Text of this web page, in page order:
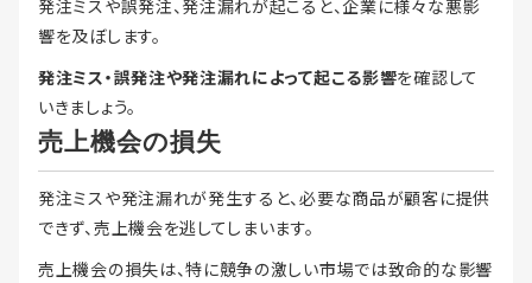
発注ミスや誤発注、発注漏れが起こると、企業に様々な悪影
響を及ぼします。
発注ミス・誤発注や発注漏れによって起こる影響を確認して
いきましょう。
売上機会の損失
発注ミスや発注漏れが発生すると、必要な商品が顧客に提供
できず、売上機会を逃してしまいます。
売上機会の損失は、特に競争の激しい市場では致命的な影響